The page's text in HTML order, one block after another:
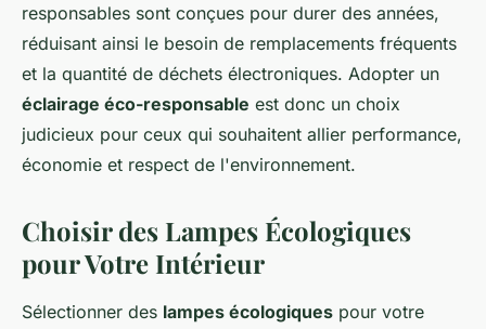
responsables sont conçues pour durer des années,
réduisant ainsi le besoin de remplacements fréquents
et la quantité de déchets électroniques. Adopter un
éclairage éco-responsable est donc un choix
judicieux pour ceux qui souhaitent allier performance,
économie et respect de l'environnement.
Choisir des Lampes Écologiques
pour Votre Intérieur
Sélectionner des lampes écologiques pour votre